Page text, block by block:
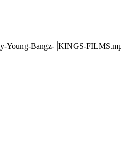
Young-Bangz-⎥KINGS-